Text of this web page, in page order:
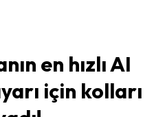
en hızlı AI
için kolları